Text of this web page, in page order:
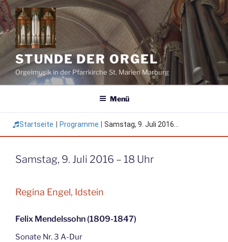
Zum
Inhalt
springen
STUNDE DER ORGEL
Orgelmusik in der Pfarrkirche St. Marien Marburg
Menü
Startseite Programme Samstag, 9. Juli 2016...
Samstag, 9. Juli 2016 – 18 Uhr
Regina Engel, Idstein
Felix Mendelssohn (1809-1847)
Sonate Nr. 3 A-Dur